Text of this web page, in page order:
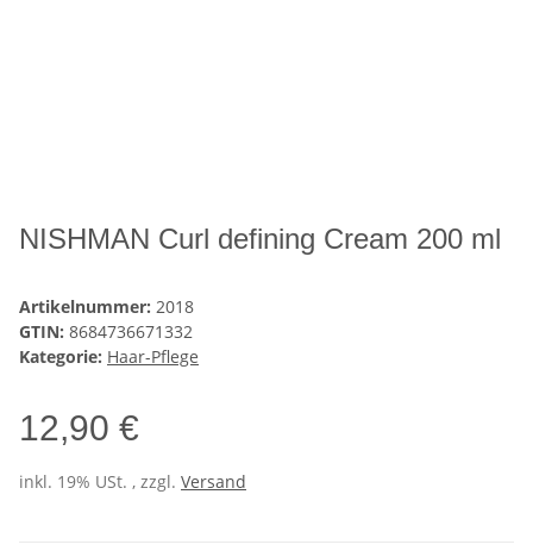
NISHMAN Curl defining Cream 200 ml
Artikelnummer: 2018
GTIN: 8684736671332
Kategorie: Haar-Pflege
12,90 €
inkl. 19% USt. , zzgl. Versand